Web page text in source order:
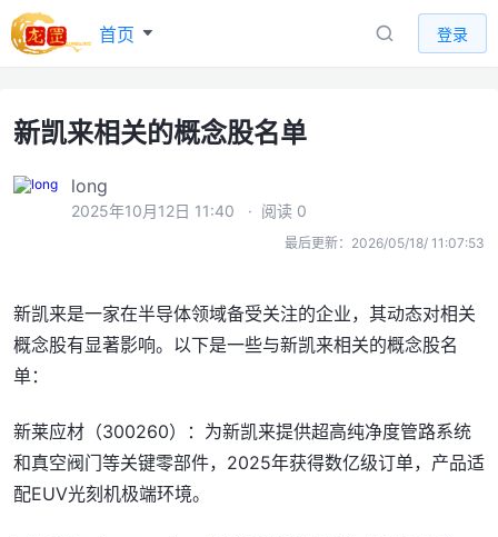
首页 登录
新凯来相关的概念股名单
long
2025年10月12日 11:40 · 阅读 0
最后更新：2026/05/18/ 11:07:53
新凯来是一家在半导体领域备受关注的企业，其动态对相关
概念股有显著影响。以下是一些与新凯来相关的概念股名
单：
新莱应材（300260）：为新凯来提供超高纯净度管路系统
和真空阀门等关键零部件，2025年获得数亿级订单，产品适
配EUV光刻机极端环境。